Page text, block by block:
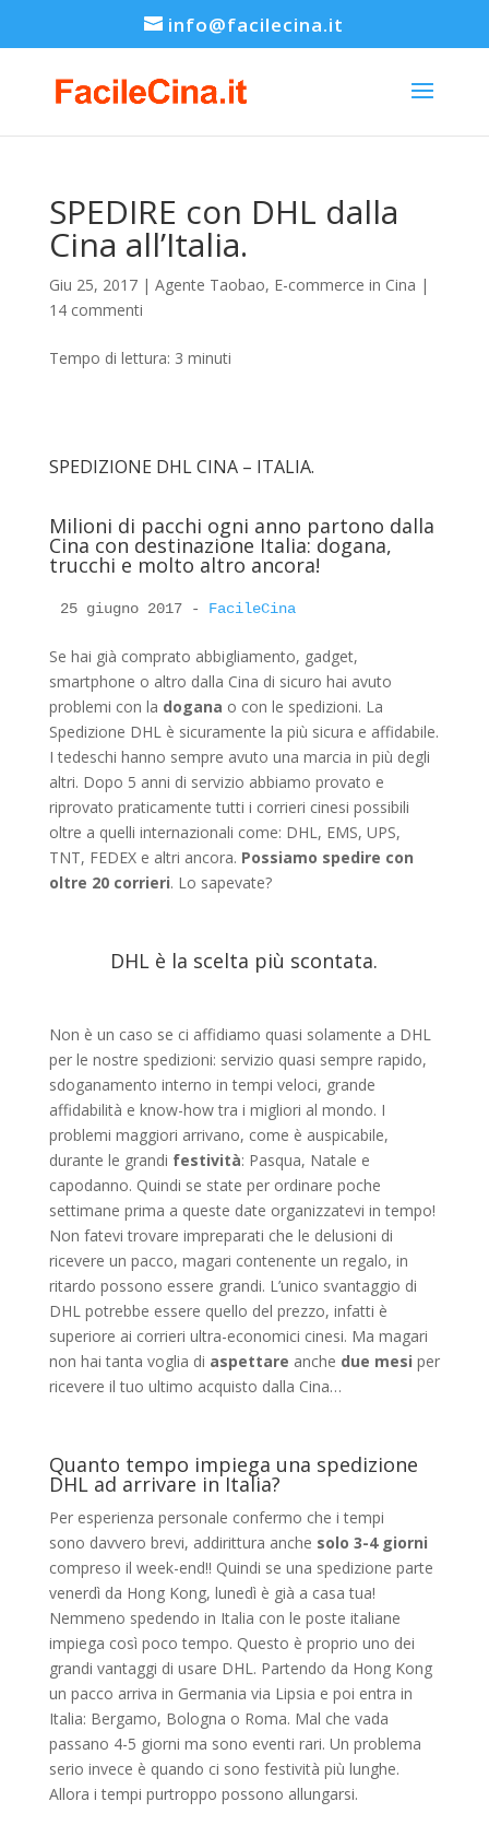
info@facilecina.it
SPEDIRE con DHL dalla
Cina all’Italia.
Giu 25, 2017| Agente Taobao, E-commerce in Cina |
14 commenti
Tempo di lettura: 3 minuti
SPEDIZIONE DHL CINA – ITALIA.
Milioni di pacchi ogni anno partono dalla
Cina con destinazione Italia: dogana,
trucchi e molto altro ancora!
25 giugno 2017 -
Se hai già comprato abbigliamento, gadget,
smartphone o altro dalla Cina di sicuro hai avuto
problemi con la dogana o con le spedizioni. La
Spedizione DHL è sicuramente la più sicura e affidabile.
I tedeschi hanno sempre avuto una marcia in più degli
altri. Dopo 5 anni di servizio abbiamo provato e
riprovato praticamente tutti i corrieri cinesi possibili
oltre a quelli internazionali come: DHL, EMS, UPS,
TNT, FEDEX e altri ancora. Possiamo spedire con
oltre 20 corrieri. Lo sapevate?
DHL è la scelta più scontata.
Non è un caso se ci affidiamo quasi solamente a DHL
per le nostre spedizioni: servizio quasi sempre rapido,
sdoganamento interno in tempi veloci, grande
affidabilità e know-how tra i migliori al mondo. I
problemi maggiori arrivano, come è auspicabile,
durante le grandi festività: Pasqua, Natale e
capodanno. Quindi se state per ordinare poche
settimane prima a queste date organizzatevi in tempo!
Non fatevi trovare impreparati che le delusioni di
ricevere un pacco, magari contenente un regalo, in
ritardo possono essere grandi. L’unico svantaggio di
DHL potrebbe essere quello del prezzo, infatti è
superiore ai corrieri ultra-economici cinesi. Ma magari
non hai tanta voglia di aspettare anche due mesi per
ricevere il tuo ultimo acquisto dalla Cina…
Quanto tempo impiega una spedizione
DHL ad arrivare in Italia?
Per esperienza personale confermo che i tempi
sono davvero brevi, addirittura anche solo 3-4 giorni
compreso il week-end!! Quindi se una spedizione parte
venerdì da Hong Kong, lunedì è già a casa tua!
Nemmeno spedendo in Italia con le poste italiane
impiega così poco tempo. Questo è proprio uno dei
grandi vantaggi di usare DHL. Partendo da Hong Kong
un pacco arriva in Germania via Lipsia e poi entra in
Italia: Bergamo, Bologna o Roma. Mal che vada
passano 4-5 giorni ma sono eventi rari. Un problema
serio invece è quando ci sono festività più lunghe.
Allora i tempi purtroppo possono allungarsi.